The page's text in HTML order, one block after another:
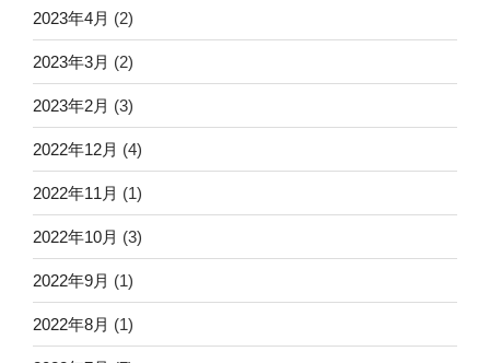
2023年4月 (2)
2023年3月 (2)
2023年2月 (3)
2022年12月 (4)
2022年11月 (1)
2022年10月 (3)
2022年9月 (1)
2022年8月 (1)